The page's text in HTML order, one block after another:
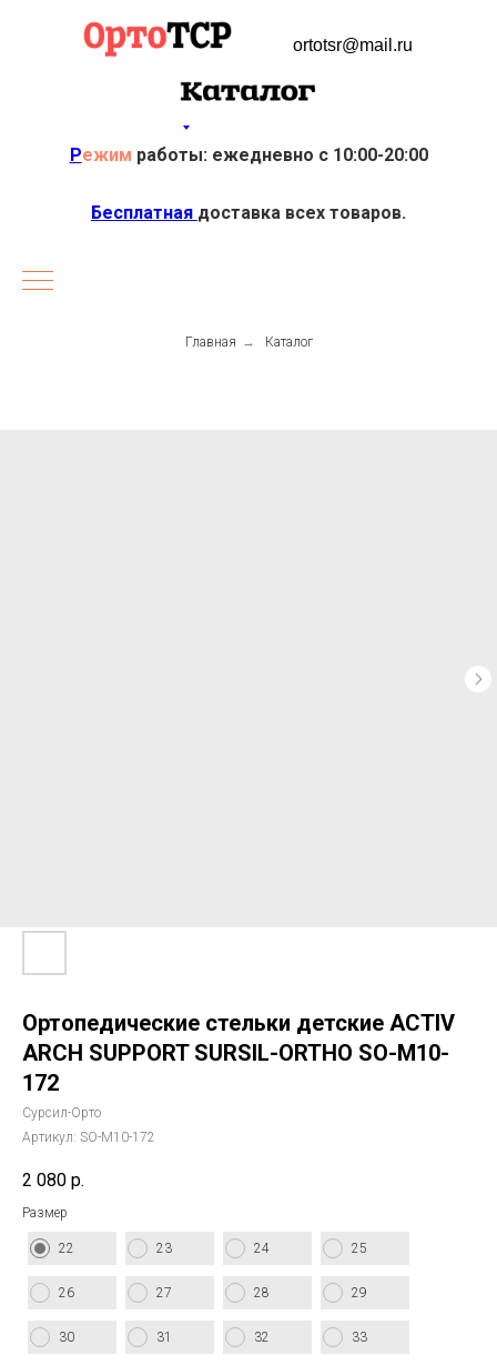
ortotsr@mail.ru
Режим работы: ежедневно с 10:00-20:00
Бесплатная доставка всех товаров.
Главная → Каталог
Ортопедические стельки детские ACTIV
ARCH SUPPORT SURSIL-ORTHO SO-M10-
172
Сурсил-Орто
Артикул: SO-M10-172
2 080 р.
Размер
22 23 24 25
26 27 28 29
30 31 32 33